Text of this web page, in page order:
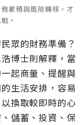
累積與風險轉移，才
。
眾的財務準備？
博士則解釋，當
起商量、提醒與
生活安排，容易
換取較即時的心
儲蓄、投資、保